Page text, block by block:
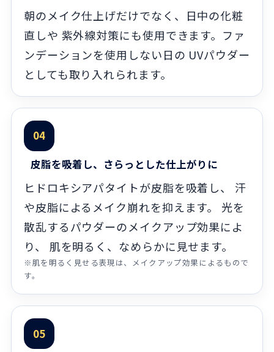
朝のメイク仕上げだけでなく、日中の化粧
直しや 紫外線対策にも使用できます。ファ
ンデーションを使用しない日の UVパウダー
としても取り入れられます。
04
皮脂を吸着し、さらっとした仕上がりに
ヒドロキシアパタイトが皮脂を吸着し、 汗
や皮脂によるメイク崩れを抑えます。 光を
散乱するパウダーのメイクアップ効果によ
り、 肌を明るく、なめらかに見せます。
※肌を明るく見せる表現は、メイクアップ効果によるもので
す。
05